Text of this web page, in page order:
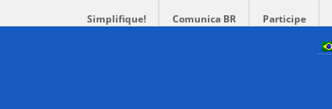
Simplifique! Comunica BR Participe